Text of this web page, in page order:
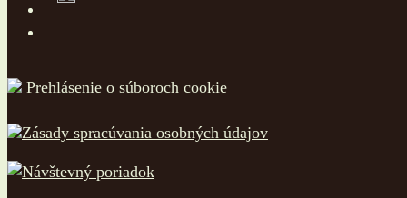
Prehlásenie o súboroch cookie
Zásady spracúvania osobných údajov
Návštevný poriadok